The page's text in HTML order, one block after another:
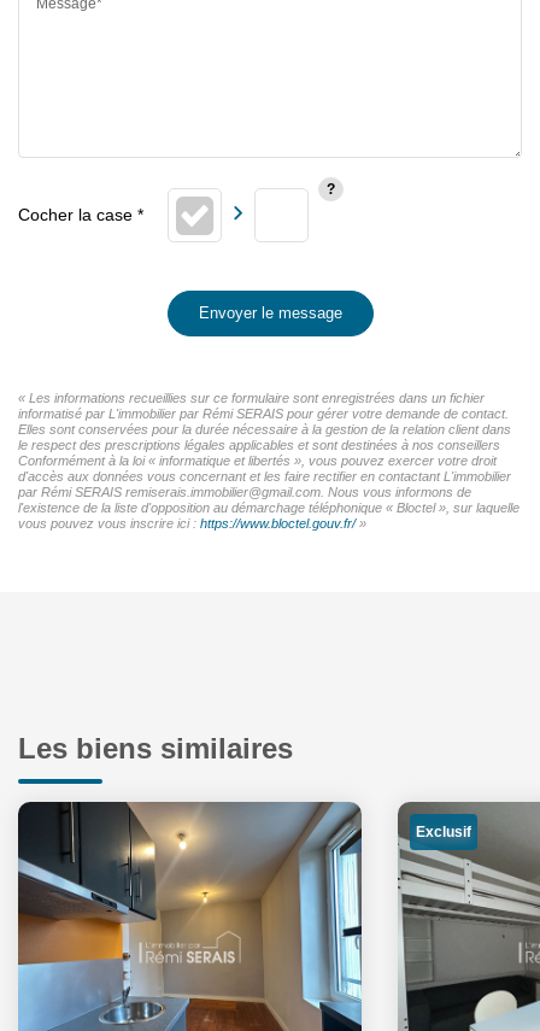
Envoyer le message
« Les informations recueillies sur ce formulaire sont enregistrées dans un fichier
informatisé par L'immobilier par Rémi SERAIS pour gérer votre demande de contact.
Elles sont conservées pour la durée nécessaire à la gestion de la relation client dans
le respect des prescriptions légales applicables et sont destinées à nos conseillers
Conformément à la loi « informatique et libertés », vous pouvez exercer votre droit
d'accès aux données vous concernant et les faire rectifier en contactant L'immobilier
par Rémi SERAIS remiserais.immobilier@gmail.com. Nous vous informons de
l'existence de la liste d'opposition au démarchage téléphonique « Bloctel », sur laquelle
vous pouvez vous inscrire ici : https://www.bloctel.gouv.fr/»
Les biens similaires
Exclusif